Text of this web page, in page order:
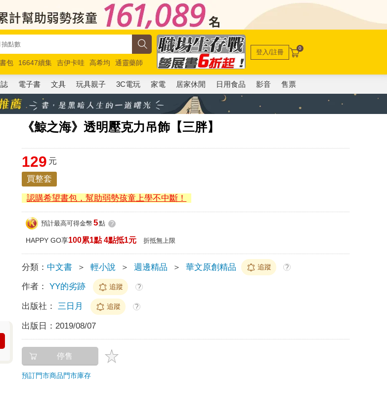
包 16647續集 吉伊卡哇 高希均
通靈藥師
玩具總動員5 超慢跑
登入/註冊 0
電子書 文具 玩具親子 3C電玩 家電 居家休閒 日用食品 影音 售票
《鯨之海》透明壓克力吊飾【三胖】
129 元
買整套
認購希望書包，幫助弱勢孩童上學不中斷！
預計最高可得金幣 5點 ?
HAPPY GO享100累1點 4點抵1元 折抵無上限
分類： 中文書 ＞ 輕小說 ＞ 週邊精品 ＞ 華文原創精品 追蹤 ?
作者： YY的劣跡 追蹤 ?
出版社： 三日月 追蹤 ?
出版日： 2019/08/07
停售
預訂門市商品門市庫存